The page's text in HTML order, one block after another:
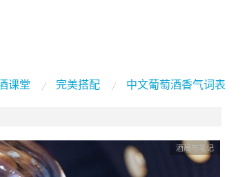
课堂 完美搭配 中文葡萄酒香气词表
酒局与笔记